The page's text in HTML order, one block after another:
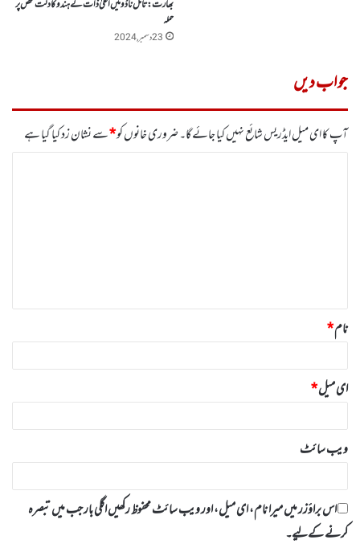
بھارت :تامل ناڈو میں اعلیٰ ذات کے ہندو کا دلت شخص پر
حملہ
23 دسمبر, 2024
جواب دیں
آپ کا ای میل ایڈریس شائع نہیں کیا جائے گا۔ضروری خانوں کو*سے نشان زد کیا گیا ہے
نام*
ای میل*
ویب‌ سائٹ
اس براؤزر میں میرا نام، ای میل، اور ویب سائٹ محفوظ رکھیں اگلی بار جب میں تبصرہ
کرنے کےلیے۔